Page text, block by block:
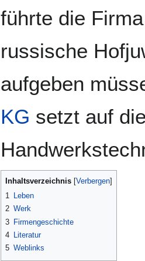
führte die
russische
aufgeben
KG setzt auf
Inhaltsverzeichnis
1 Leben
2 Werk
3 Firmengeschichte
4 Literatur
5 Weblinks